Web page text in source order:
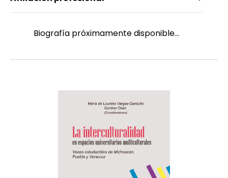
Femenino
Biografía próximamente disponible...